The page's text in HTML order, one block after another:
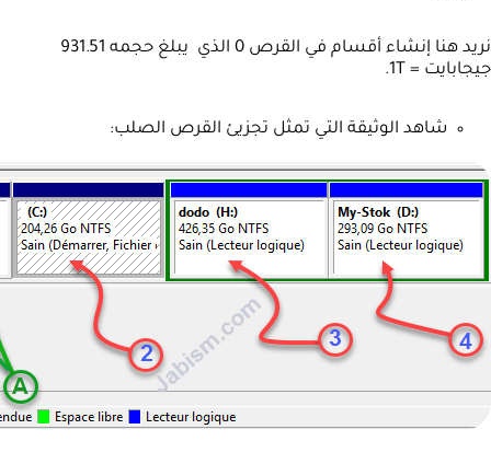
نريد هنا إنشاء أقسام في القرص 0 الذي يبلغ حجمه 931.51
جيجابايت = 1T.
شاهد الوثيقة التي تمثل تجزيئ القرص الصلب: